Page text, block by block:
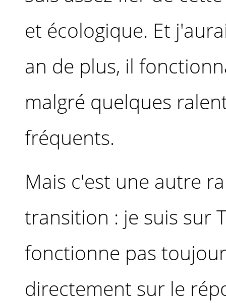
et écologique. Et
an de plus, il
malgré quelques
fréquents.
Mais c'est une autre
transition : je suis sur
fonctionne pas
directement sur le